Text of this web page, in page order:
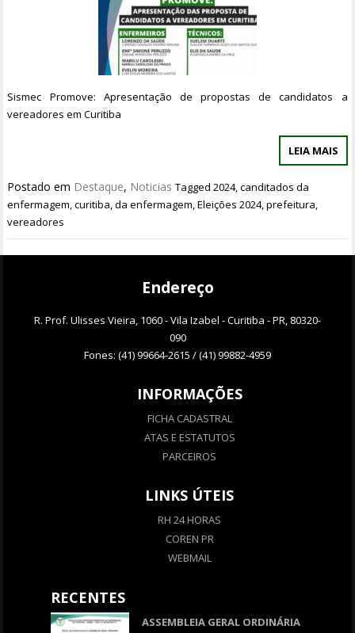
Sismec Promove: Apresentação de propostas de candidatos a
vereadores em Curitiba
LEIA MAIS
Postado em Destaque, Noticias Tagged2024,canditados da
enfermagem,curitiba,da enfermagem,Eleições 2024,prefeitura,
vereadores
Endereço
R. Prof. Ulisses Vieira, 1060 - Vila Izabel - Curitiba - PR, 80320-
090
Fones: (41) 99664-2615 / (41) 99882-4959
INFORMAÇÕES
FICHA CADASTRAL
ATAS E ESTATUTOS
PARCEIROS
LINKS ÚTEIS
RH 24 HORAS
COREN PR
WEBMAIL
RECENTES
ASSEMBLEIA GERAL ORDINÁRIA